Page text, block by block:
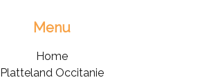
Menu
Home
Platteland Occitanie